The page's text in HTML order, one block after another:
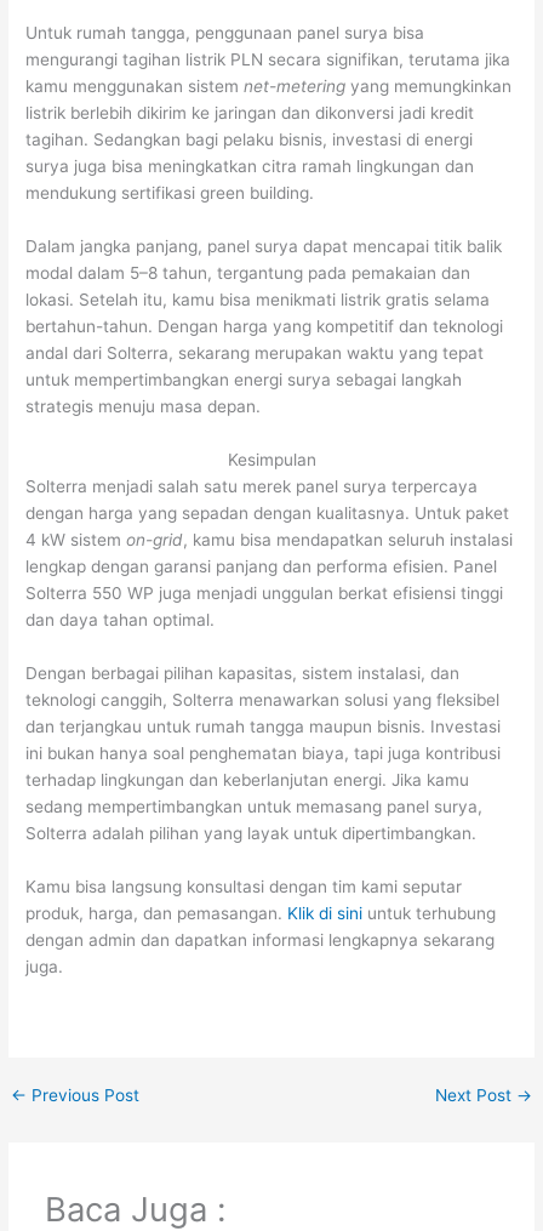
Untuk rumah tangga, penggunaan panel surya bisa
mengurangi tagihan listrik PLN secara signifikan, terutama jika
kamu menggunakan sistemnet-metering yang memungkinkan
listrik berlebih dikirim ke jaringan dan dikonversi jadi kredit
tagihan. Sedangkan bagi pelaku bisnis, investasi di energi
surya juga bisa meningkatkan citra ramah lingkungan dan
mendukung sertifikasi green building.
Dalam jangka panjang, panel surya dapat mencapai titik balik
modal dalam 5–8 tahun, tergantung pada pemakaian dan
lokasi. Setelah itu, kamu bisa menikmati listrik gratis selama
bertahun-tahun. Dengan harga yang kompetitif dan teknologi
andal dari Solterra, sekarang merupakan waktu yang tepat
untuk mempertimbangkan energi surya sebagai langkah
strategis menuju masa depan.
Kesimpulan
Solterra menjadi salah satu merek panel surya terpercaya
dengan harga yang sepadan dengan kualitasnya. Untuk paket
4 kW sistemon-grid, kamu bisa mendapatkan seluruh instalasi
lengkap dengan garansi panjang dan performa efisien. Panel
Solterra 550 WP juga menjadi unggulan berkat efisiensi tinggi
dan daya tahan optimal.
Dengan berbagai pilihan kapasitas, sistem instalasi, dan
teknologi canggih, Solterra menawarkan solusi yang fleksibel
dan terjangkau untuk rumah tangga maupun bisnis. Investasi
ini bukan hanya soal penghematan biaya, tapi juga kontribusi
terhadap lingkungan dan keberlanjutan energi. Jika kamu
sedang mempertimbangkan untuk memasang panel surya,
Solterra adalah pilihan yang layak untuk dipertimbangkan.
Kamu bisa langsung konsultasi dengan tim kami seputar
produk, harga, dan pemasangan. Klik di sini untuk terhubung
dengan admin dan dapatkan informasi lengkapnya sekarang
juga.
← Previous Post Next Post →
Baca Juga :